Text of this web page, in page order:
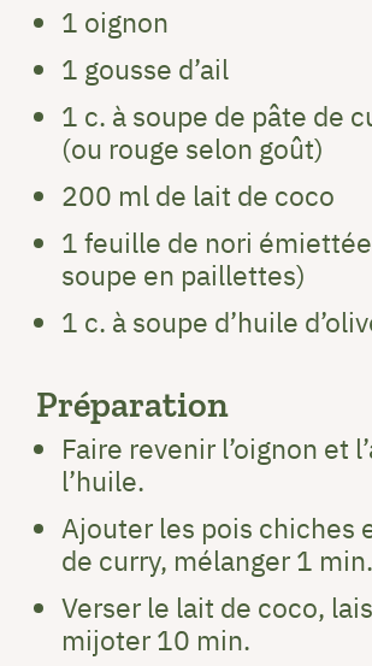
1 oignon
1 gousse d’ail
1 c. à soupe de pâte de
(ou rouge selon goût)
200 ml de lait de coco
1 feuille de nori
soupe en paillettes)
1 c. à soupe d’huile
Préparation
Faire revenir l’oignon et
l’huile.
Ajouter les pois chiches
de curry, mélanger 1 min.
Verser le lait de coco,
mijoter 10 min.